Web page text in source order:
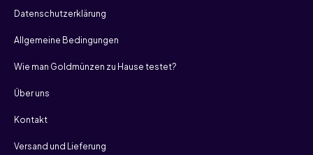
Datenschutzerklärung
Allgemeine Bedingungen
Wie man Goldmünzen zu Hause testet?
Über uns
Kontakt
Versand und Lieferung